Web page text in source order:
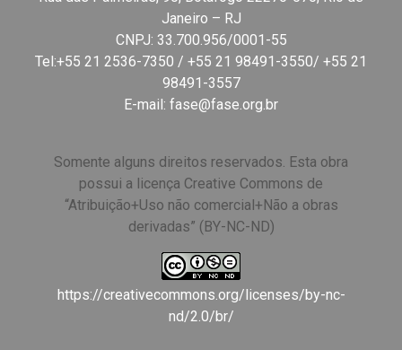
Janeiro – RJ
CNPJ: 33.700.956/0001-55
Tel:+55 21 2536-7350 / +55 21 98491-3550/ +55 21
98491-3557
E-mail: fase@fase.org.br
Somente alguns direitos reservados. Esta obra
possui a licença Creative Commons de
“Atribuição+Uso não comercial+Não a obras
derivadas” (BY-NC-ND)
https://creativecommons.org/licenses/by-nc-
nd/2.0/br/